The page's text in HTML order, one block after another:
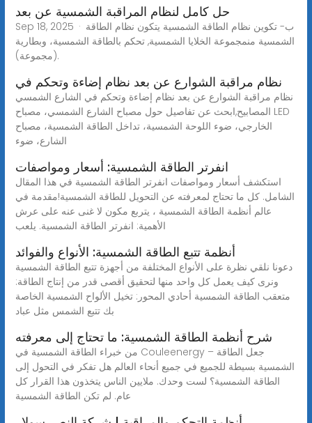
حل كامل لنظام المراقبة الشمسية عن بعد
Sep 18, 2025 · ب- تكوين نظام الطاقة الشمسية يتكون نظام الطاقة
الشمسية منمجموعة الخلايا الشمسية, تحكم بالطاقة الشمسية، وبطارية
(مجموعة).
نظام مراقبة الشوارع عن بعد نظام إضاءة وتحكم في
نظام مراقبة الشوارع عن بعد نظام إضاءة وتحكم في الشارع الشمسي
المصابيح,ابحث عن تفاصيل حول مصباح الشارع الشمسي، مصباح LED
الخارجي، ضوء اللوحة الشمسية، تداخل الطاقة الشمسية، مصباح
الشارع، ضوء
انفرتر الطاقة الشمسية: أسعار ومواصفات
استكشف أسعار ومواصفات انفرتر الطاقة الشمسية في هذا المقال
الشامل. كل ما تحتاج لمعرفته عن التحويل للطاقة الشمسية!مقدمة في
عالم أنظمة الطاقة الشمسية ، يتربع مكون لا غنى عنه على عرش
الأهمية: انفرتر الطاقة الشمسية. يلعب
أنظمة تتبع الطاقة الشمسية: الأنواع والفوائد
دعونا نلقي نظرة على الأنواع المختلفة من أجهزة تتبع الطاقة الشمسية
ونرى كيف يعمل كل واحد منها لتحقيق أقصى قدر من إنتاج الطاقة:
متعقب الطاقة الشمسية أحادي المحور: تخيل الألواح الشمسية الخاصة
بك تتبع الشمس مثل عباد
شرح أنظمة الطاقة الشمسية: ما تحتاج إلى معرفته
من خبراء الطاقة الشمسية في Couleenergy – جعل الطاقة
الشمسية بسيطة للجميع في جميع أنحاء العالم هل تفكر في التحول إلى
الطاقة الشمسية؟ لست وحدك. ملايين الناس يتخذون هذا القرار كل
عام. لم تكن الطاقة الشمسية